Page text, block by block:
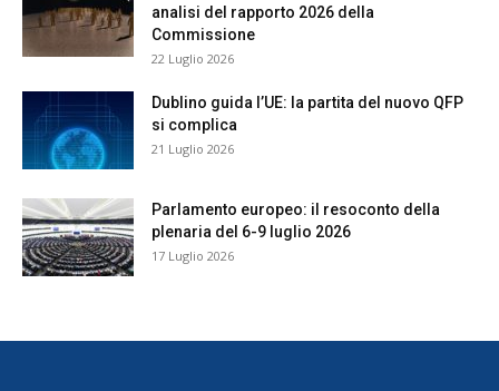
analisi del rapporto 2026 della
Commissione
22 Luglio 2026
Dublino guida l’UE: la partita del nuovo QFP
si complica
21 Luglio 2026
Parlamento europeo: il resoconto della
plenaria del 6-9 luglio 2026
17 Luglio 2026